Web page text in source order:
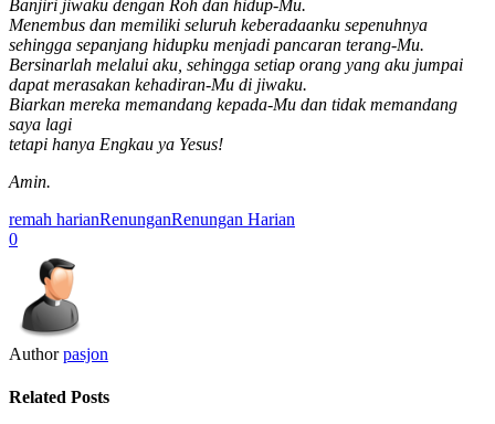
Banjiri jiwaku dengan Roh dan hidup-Mu.
Menembus dan memiliki seluruh keberadaanku sepenuhnya
sehingga sepanjang hidupku menjadi pancaran terang-Mu.
Bersinarlah melalui aku, sehingga setiap orang yang aku jumpai
dapat merasakan kehadiran-Mu di jiwaku.
Biarkan mereka memandang kepada-Mu dan tidak memandang
saya lagi
tetapi hanya Engkau ya Yesus!
Amin.
remah harianRenunganRenungan Harian
0
Author pasjon
Related Posts